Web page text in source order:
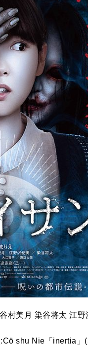
村美月 染谷将太 江野
shu Nie「inertia